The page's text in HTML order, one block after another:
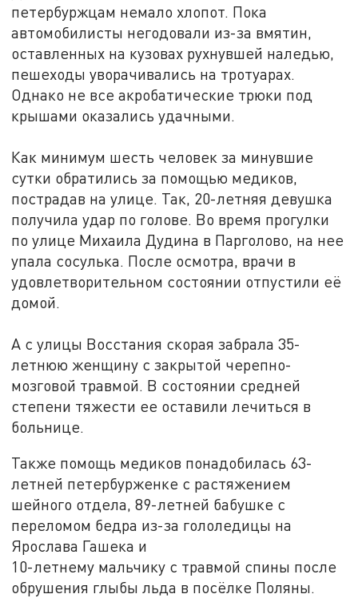
петербуржцам немало хлопот. Пока
автомобилисты негодовали из-за вмятин,
оставленных на кузовах рухнувшей наледью,
пешеходы уворачивались на тротуарах.
Однако не все акробатические трюки под
крышами оказались удачными.
Как минимум шесть человек за минувшие
сутки обратились за помощью медиков,
пострадав на улице. Так, 20-летняя девушка
получила удар по голове. Во время прогулки
по улице Михаила Дудина в Парголово, на нее
упала сосулька. После осмотра, врачи в
удовлетворительном состоянии отпустили её
домой.
А с улицы Восстания скорая забрала 35-
летнюю женщину с закрытой черепно-
мозговой травмой. В состоянии средней
степени тяжести ее оставили лечиться в
больнице.
Также помощь медиков понадобилась 63-
летней петербурженке с растяжением
шейного отдела, 89-летней бабушке с
переломом бедра из-за гололедицы на
Ярослава Гашека и
10-летнему мальчику с травмой спины после
обрушения глыбы льда в посёлке Поляны.